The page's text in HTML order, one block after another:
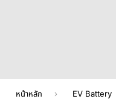
คุณอยู่ที่นี่:
หน้าหลัก EV Battery